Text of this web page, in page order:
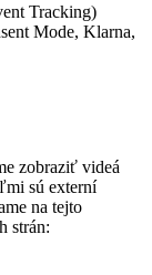
Tracking)
Mode, Klarna,
zobraziť videá
sú externí
na tejto
strán: